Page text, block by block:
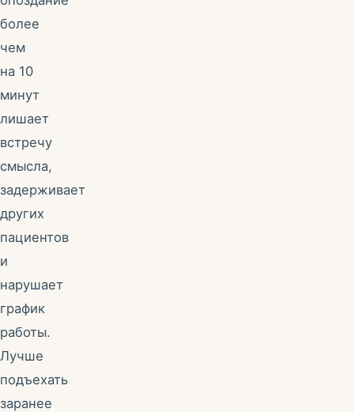
более
чем
на 10
минут
лишает
встречу
смысла,
задерживает
других
пациентов
и
нарушает
график
работы.
Лучше
подъехать
заранее